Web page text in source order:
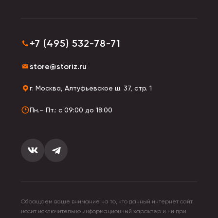
+7 (495) 532-78-71
store@storiz.ru
г. Москва, Алтуфьевское ш. 37, стр. 1
Пн.– Пт.: с 09:00 до 18:00
Обращаем ваше внимание на то, что данный интернет сайт
носит исключительно информационный характер и ни при